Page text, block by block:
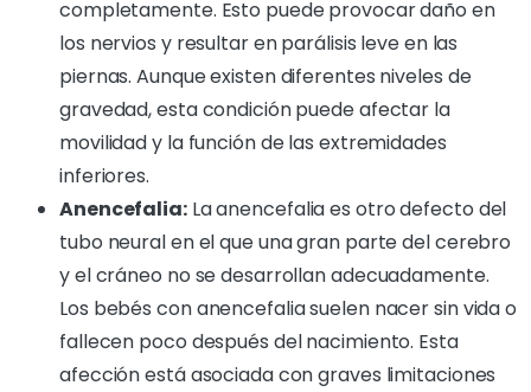
completamente. Esto puede provocar daño en
los nervios y resultar en parálisis leve en las
piernas. Aunque existen diferentes niveles de
gravedad, esta condición puede afectar la
movilidad y la función de las extremidades
inferiores.
Anencefalia:La anencefalia es otro defecto del
tubo neural en el que una gran parte del cerebro
y el cráneo no se desarrollan adecuadamente.
Los bebés con anencefalia suelen nacer sin vida o
fallecen poco después del nacimiento. Esta
afección está asociada con graves limitaciones